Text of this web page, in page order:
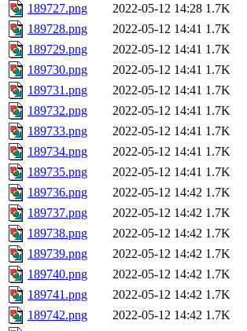
189727.png
2022-05-12 14:28 1.7K
189728.png
2022-05-12 14:41 1.7K
189729.png
2022-05-12 14:41 1.7K
189730.png
2022-05-12 14:41 1.7K
189731.png
2022-05-12 14:41 1.7K
189732.png
2022-05-12 14:41 1.7K
189733.png
2022-05-12 14:41 1.7K
189734.png
2022-05-12 14:41 1.7K
189735.png
2022-05-12 14:41 1.7K
189736.png
2022-05-12 14:42 1.7K
189737.png
2022-05-12 14:42 1.7K
189738.png
2022-05-12 14:42 1.7K
189739.png
2022-05-12 14:42 1.7K
189740.png
2022-05-12 14:42 1.7K
189741.png
2022-05-12 14:42 1.7K
189742.png
2022-05-12 14:42 1.7K